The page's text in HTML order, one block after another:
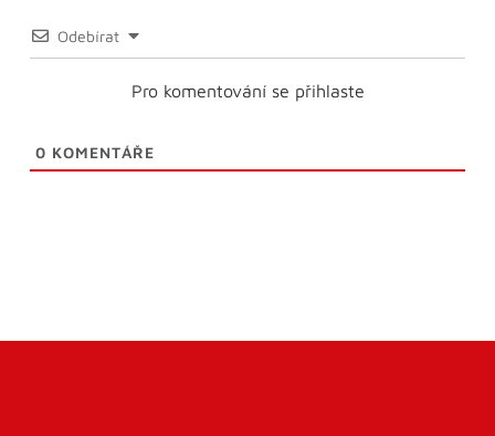
Odebírat
Pro komentování se přihlaste
0 KOMENTÁŘE